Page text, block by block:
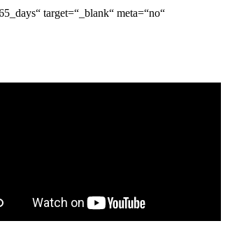
target=“_blank“ meta=“no“